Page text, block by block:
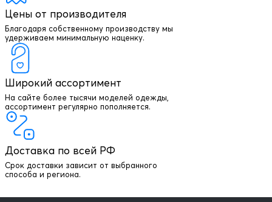
Цены от производителя
Благодаря собственному производству мы
удерживаем минимальную наценку.
Широкий ассортимент
На сайте более тысячи моделей одежды,
ассортимент регулярно пополняется.
Доставка по всей РФ
Срок доставки зависит от выбранного
способа и региона.
+7 903 003 03 79
Написать директору